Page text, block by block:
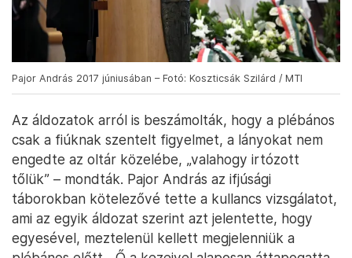
Pajor András 2017 júniusában – Fotó: Koszticsák Szilárd / MTI
Az áldozatok arról is beszámolták, hogy a plébános
csak a fiúknak szentelt figyelmet, a lányokat nem
engedte az oltár közelébe, „valahogy irtózott
tőlük” – mondták. Pajor András az ifjúsági
táborokban kötelezővé tette a kullancs vizsgálatot,
ami az egyik áldozat szerint azt jelentette, hogy
egyesével, meztelenül kellett megjelenniük a